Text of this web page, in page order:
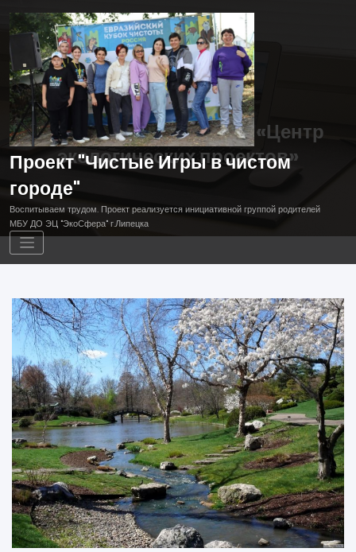
содержимому
Проект "Чистые Игры в чистом
городе"
Воспитываем трудом. Проект реализуется инициативной группой родителей
МБУ ДО ЭЦ "ЭкоСфера" г.Липецка
Поддержал проект ОБУ «Центр
экологических проектов»